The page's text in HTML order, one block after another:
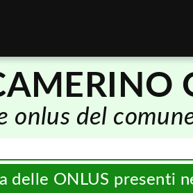
onlus del
delle ONLUS presenti